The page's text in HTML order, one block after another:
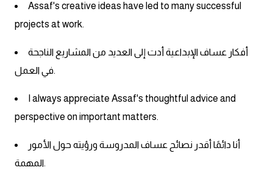
Assaf's creative ideas have led to many successful
projects at work.
أفكار عساف الإبداعية أدت إلى العديد من المشاريع الناجحة
في العمل.
I always appreciate Assaf's thoughtful advice and
perspective on important matters.
أنا دائمًا أقدر نصائح عساف المدروسة ورؤيته حول الأمور
المهمة.